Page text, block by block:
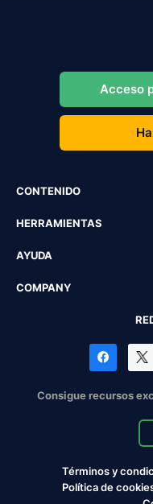
Acceso
CONTENIDO
HERRAMIENTAS
AYUDA
COMPANY
Consigue recursos
Términos y
Política de